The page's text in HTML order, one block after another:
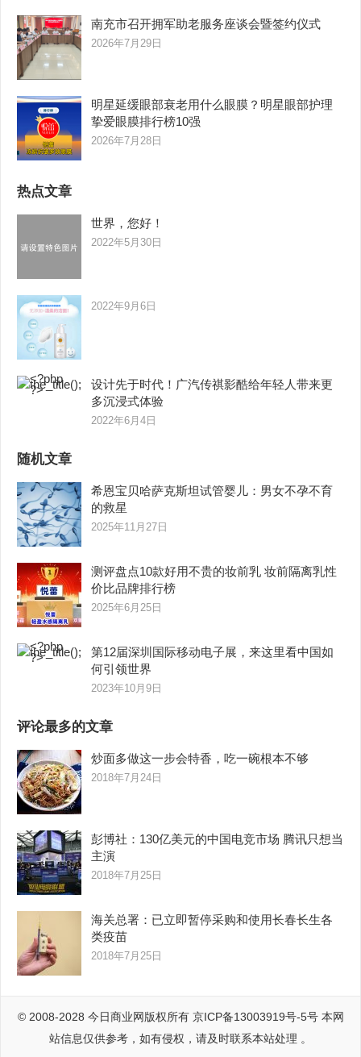
南充市召开拥军助老服务座谈会暨签约仪式
2026年7月29日
明星延缓眼部衰老用什么眼膜？明星眼部护理
挚爱眼膜排行榜10强
2026年7月28日
热点文章
世界，您好！
2022年5月30日
2022年9月6日
设计先于时代！广汽传祺影酷给年轻人带来更
多沉浸式体验
2022年6月4日
随机文章
希恩宝贝哈萨克斯坦试管婴儿：男女不孕不育
的救星
2025年11月27日
测评盘点10款好用不贵的妆前乳 妆前隔离乳性
价比品牌排行榜
2025年6月25日
第12届深圳国际移动电子展，来这里看中国如
何引领世界
2023年10月9日
评论最多的文章
炒面多做这一步会特香，吃一碗根本不够
2018年7月24日
彭博社：130亿美元的中国电竞市场 腾讯只想当
主演
2018年7月25日
海关总署：已立即暂停采购和使用长春长生各
类疫苗
2018年7月25日
© 2008-2028 今日商业网版权所有 京ICP备13003919号-5号本网
站信息仅供参考，如有侵权，请及时联系本站处理 。